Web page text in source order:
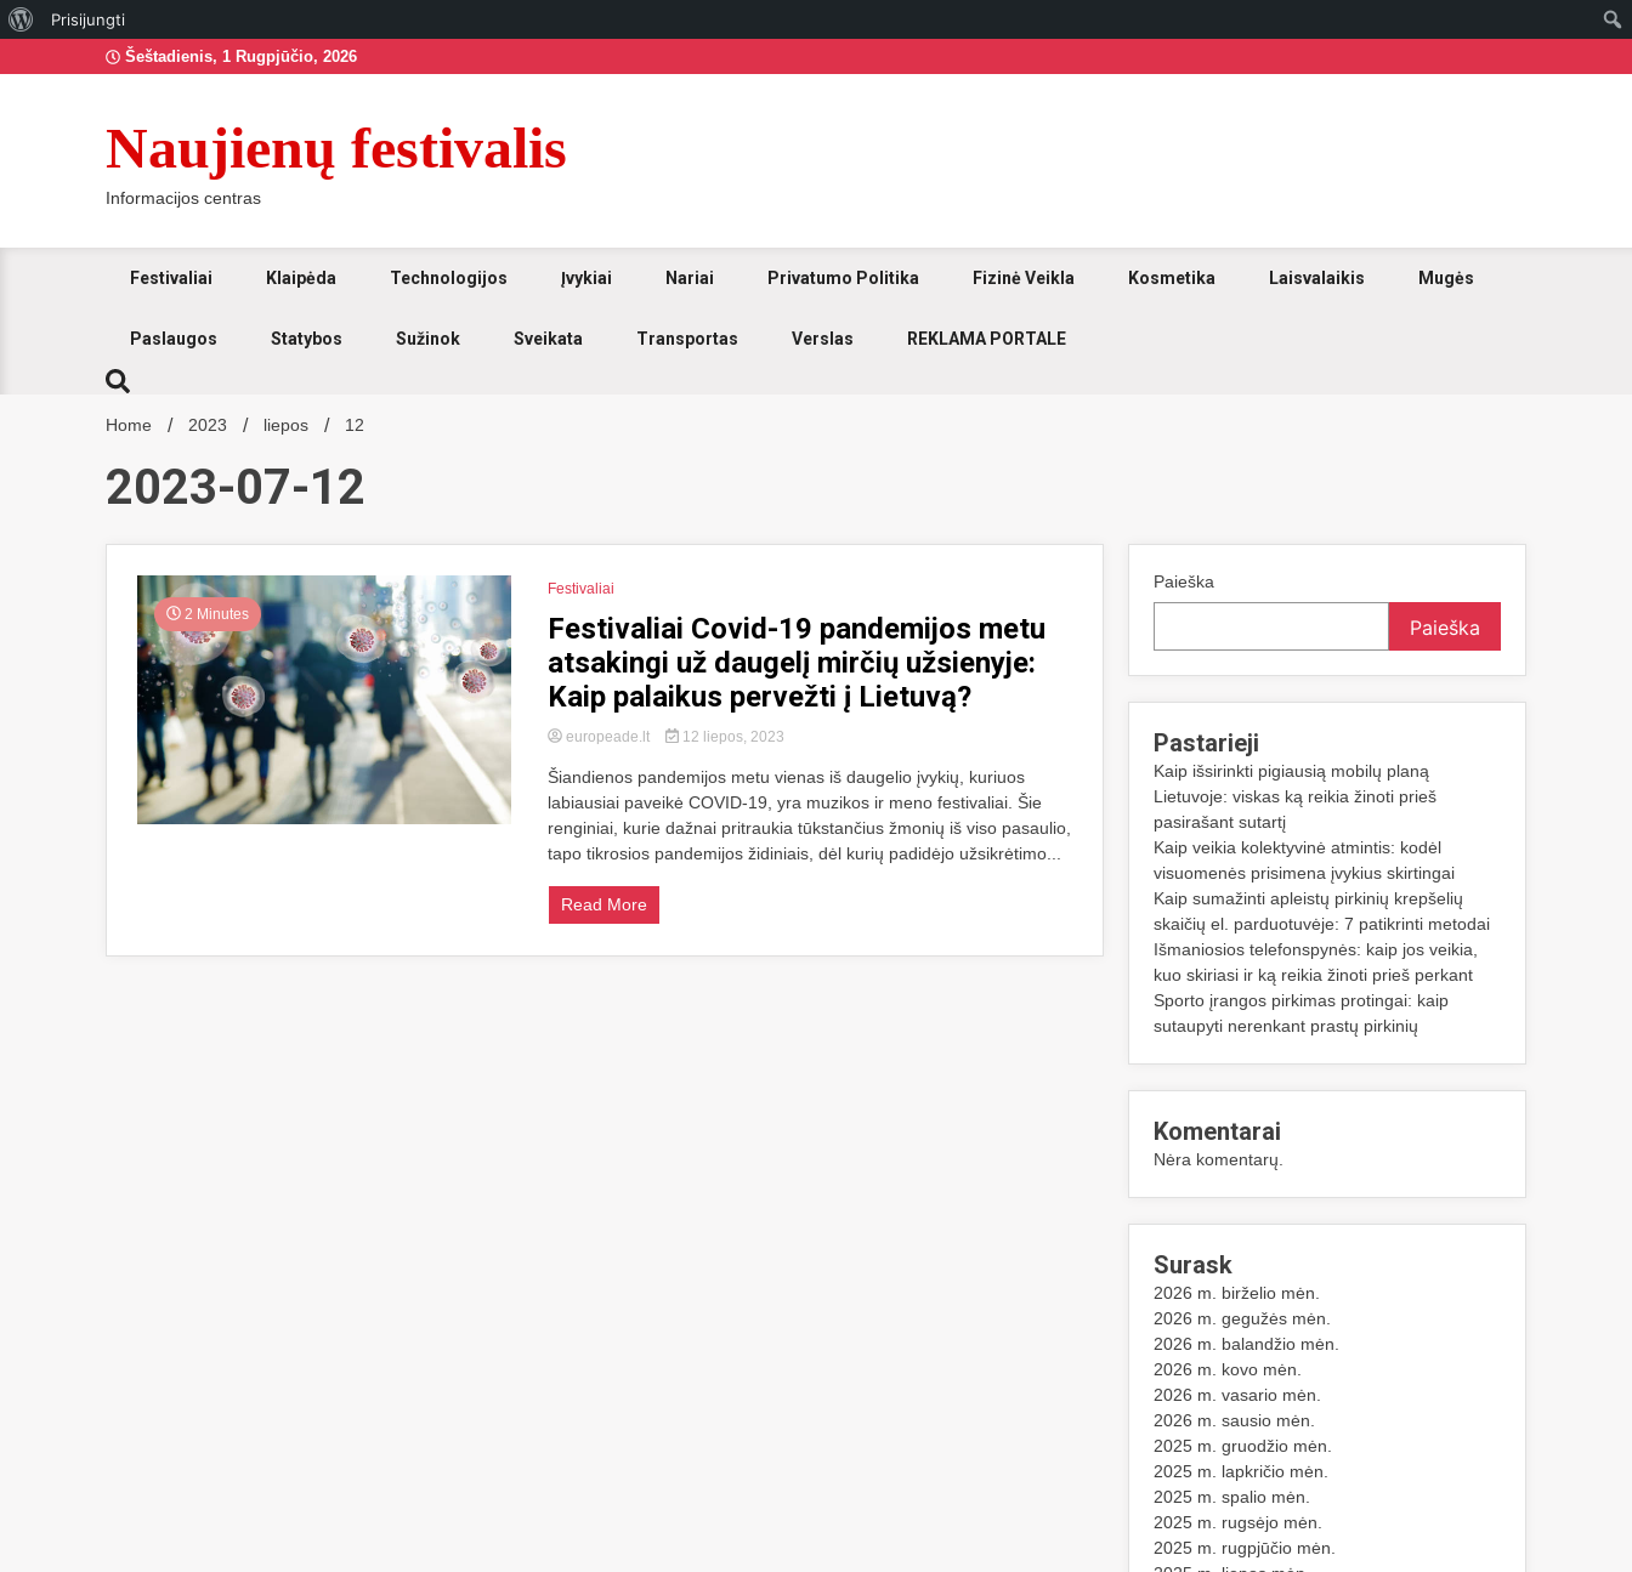
Apie
WordPress
Prisijungti
to
Šeštadienis, 1 Rugpjūčio, 2026
Naujienų festivalis
Informacijos centras
Festivaliai Klaipėda Technologijos Įvykiai Nariai Privatumo Politika Fizinė Veikla Kosmetika Laisvalaikis Mugės
Paslaugos Statybos Sužinok Sveikata Transportas Verslas REKLAMA PORTALE
Home 2023 liepos 12
2023-07-12
2 Minutes
Festivaliai
Festivaliai Covid-19 pandemijos metu
atsakingi už daugelį mirčių užsienyje:
Kaip palaikus pervežti į Lietuvą?
europeade.lt 12 liepos, 2023
Šiandienos pandemijos metu vienas iš daugelio įvykių, kuriuos
labiausiai paveikė COVID-19, yra muzikos ir meno festivaliai. Šie
renginiai, kurie dažnai pritraukia tūkstančius žmonių iš viso pasaulio,
tapo tikrosios pandemijos židiniais, dėl kurių padidėjo užsikrėtimo...
Read More
Paieška
Paieška
Pastarieji
Kaip išsirinkti pigiausią mobilų planą
Lietuvoje: viskas ką reikia žinoti prieš
pasirašant sutartį
Kaip veikia kolektyvinė atmintis: kodėl
visuomenės prisimena įvykius skirtingai
Kaip sumažinti apleistų pirkinių krepšelių
skaičių el. parduotuvėje: 7 patikrinti metodai
Išmaniosios telefonspynės: kaip jos veikia,
kuo skiriasi ir ką reikia žinoti prieš perkant
Sporto įrangos pirkimas protingai: kaip
sutaupyti nerenkant prastų pirkinių
Komentarai
Nėra komentarų.
Surask
2026 m. birželio mėn.
2026 m. gegužės mėn.
2026 m. balandžio mėn.
2026 m. kovo mėn.
2026 m. vasario mėn.
2026 m. sausio mėn.
2025 m. gruodžio mėn.
2025 m. lapkričio mėn.
2025 m. spalio mėn.
2025 m. rugsėjo mėn.
2025 m. rugpjūčio mėn.